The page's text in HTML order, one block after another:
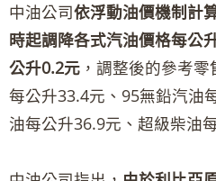
中油公司依浮動油價機制計
時起調降各式汽油價格每公
公升0.2元 ，調整後的參考
每公升33.4元、95無鉛汽油
油每公升36.9元、超級柴油